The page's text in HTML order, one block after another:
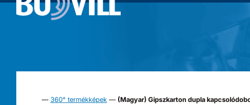
— 360° termékképek — (Magyar) Gipszkarton dupla